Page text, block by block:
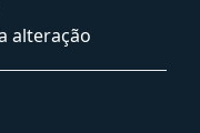
alteração